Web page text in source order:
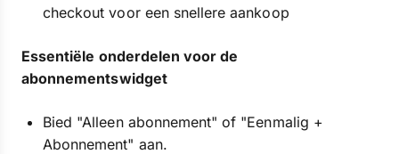
checkout voor een snellere aankoop
Essentiële onderdelen voor de
abonnementswidget
Bied "Alleen abonnement" of "Eenmalig +
Abonnement" aan.